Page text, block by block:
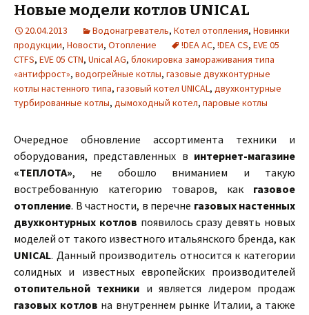
Новые модели котлов UNICAL
20.04.2013 Водонагреватель, Котел отопления, Новинки
продукции, Новости, Отопление !DEA AC, !DEA CS, EVE 05
CTFS, EVE 05 CTN, Unical AG, блокировка замораживания типа
«антифрост», водогрейные котлы, газовые двухконтурные
котлы настенного типа, газовый котел UNICAL, двухконтурные
турбированные котлы, дымоходный котел, паровые котлы
Очередное обновление ассортимента техники и
оборудования, представленных в интернет-магазине
«ТЕПЛОТА», не обошло вниманием и такую
востребованную категорию товаров, как газовое
отопление. В частности, в перечне газовых настенных
двухконтурных котлов появилось сразу девять новых
моделей от такого известного итальянского бренда, как
UNICAL. Данный производитель относится к категории
солидных и известных европейских производителей
отопительной техники и является лидером продаж
газовых котлов на внутреннем рынке Италии, а также